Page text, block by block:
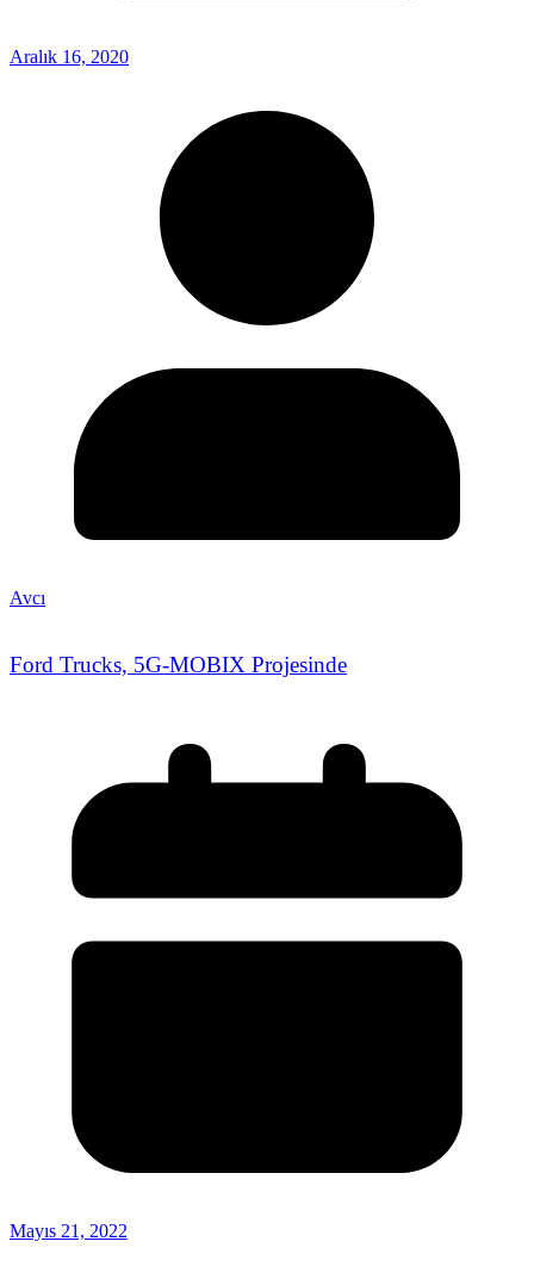
Aralık 16, 2020
Avcı
Ford Trucks, 5G-MOBIX Projesinde
Mayıs 21, 2022